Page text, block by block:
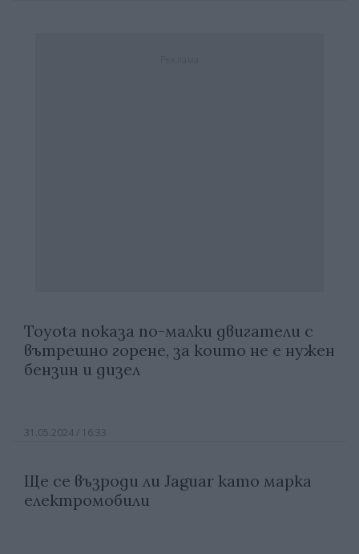
Toyota показа по-малки двигатели с
вътрешно горене, за които не е нужен
бензин и дизел
31.05.2024 / 16:33
Ще се възроди ли Jaguar като марка
електромобили